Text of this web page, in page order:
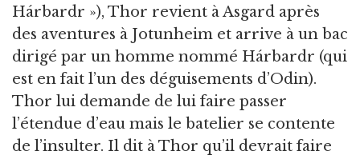
Hárbardr »), Thor revient à Asgard après
des aventures à Jotunheim et arrive à un bac
dirigé par un homme nommé Hárbardr (qui
est en fait l’un des déguisements d’Odin).
Thor lui demande de lui faire passer
l’étendue d’eau mais le batelier se contente
de l’insulter. Il dit à Thor qu’il devrait faire